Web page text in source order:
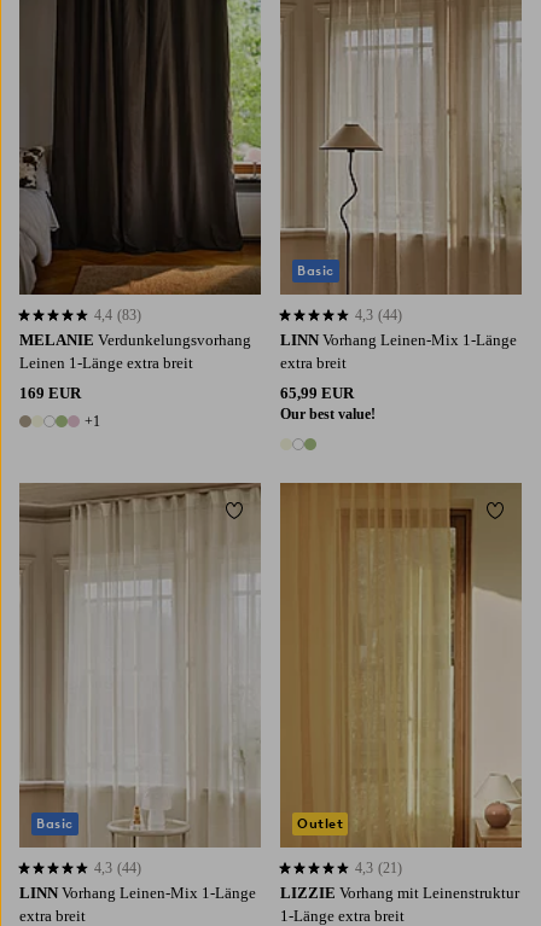
MELANIE Verdunkelungsvorhang
Leinen 1-Länge extra breit
169 EUR
6 Farben
+1
4,4 basierend auf 83 Bewertungen
4,4 (83)
LINN Vorhang Leinen-Mix 1-Länge
extra breit
65,99 EUR
Our best value!
3 Farben
4,3 basierend auf 44 Bewertungen
4,3 (44)
Basic
220 250300
LINN Vorhang Leinen-Mix 1-Länge
extra breit
4,3 basierend auf 44 Bewertungen
4,3 (44)
Basic
Zu Favoriten hinzufügen
220 250300
LIZZIE Vorhang mit Leinenstruktur
1-Länge extra breit
4,3 basierend auf 21 Bewertungen
4,3 (21)
Outlet
Zu